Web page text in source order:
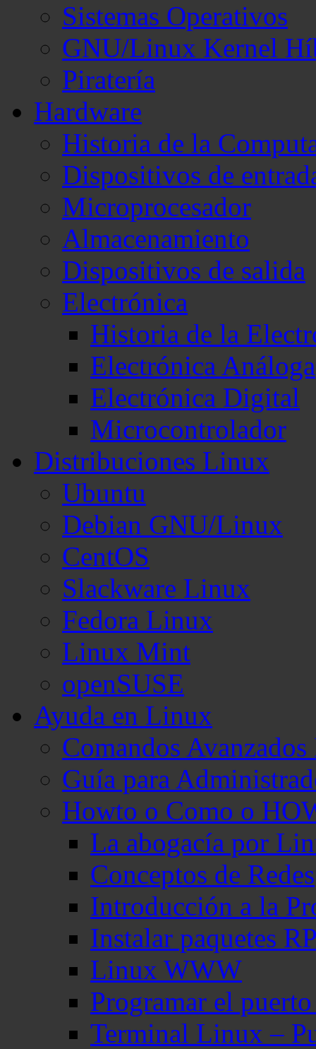
Sistemas Operativos
GNU/Linux Kernel
Piratería
Hardware
Historia de la
Dispositivos de
Microprocesador
Almacenamiento
Dispositivos de salida
Electrónica
Historia de la
Electrónica Análoga
Electrónica Digital
Microcontrolador
Distribuciones Linux
Ubuntu
Debian GNU/Linux
CentOS
Slackware Linux
Fedora Linux
Linux Mint
openSUSE
Ayuda en Linux
Comandos
Guía para
Howto o Como o
La abogacía por
Conceptos de Redes
Introducción a la
Instalar paquetes
Linux WWW
Programar el
Terminal Linux –